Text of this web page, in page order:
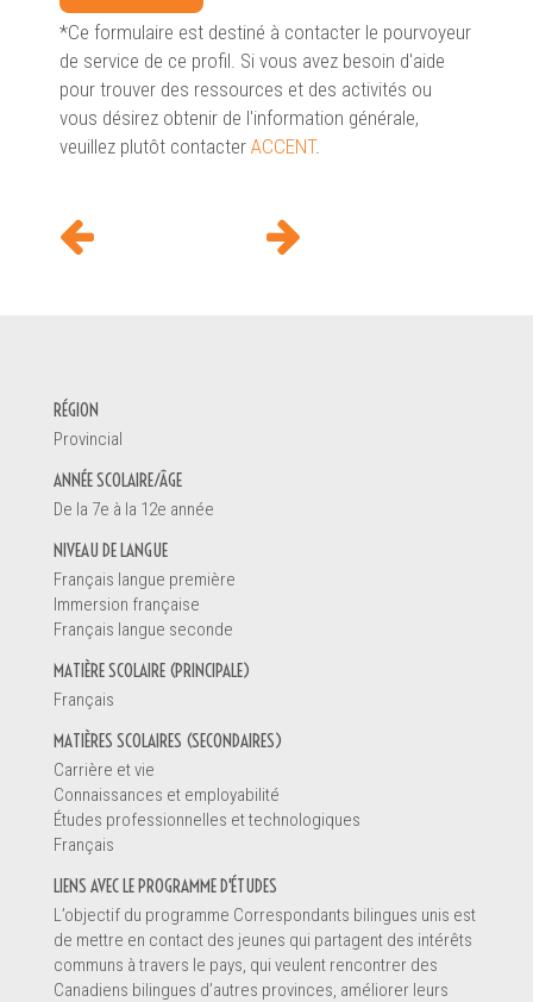
*Ce formulaire est destiné à contacter le pourvoyeur
de service de ce profil. Si vous avez besoin d'aide
pour trouver des ressources et des activités ou
vous désirez obtenir de l'information générale,
veuillez plutôt contacter ACCENT.
Votre nom *
Une direction d'école
Un éducateur de la petite enfance
Un parent
Un étudiant
Renseignements
RÉGION
Provincial
ANNÉE SCOLAIRE/ÂGE
De la 7e à la 12e année
NIVEAU DE LANGUE
Français langue première
Immersion française
Français langue seconde
MATIÈRE SCOLAIRE (PRINCIPALE)
Français
MATIÈRES SCOLAIRES (SECONDAIRES)
Carrière et vie
Connaissances et employabilité
Études professionnelles et technologiques
Français
LIENS AVEC LE PROGRAMME D'ÉTUDES
L’objectif du programme Correspondants bilingues unis est
de mettre en contact des jeunes qui partagent des intérêts
communs à travers le pays, qui veulent rencontrer des
Canadiens bilingues d’autres provinces, améliorer leurs